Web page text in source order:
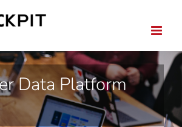
Data Platform